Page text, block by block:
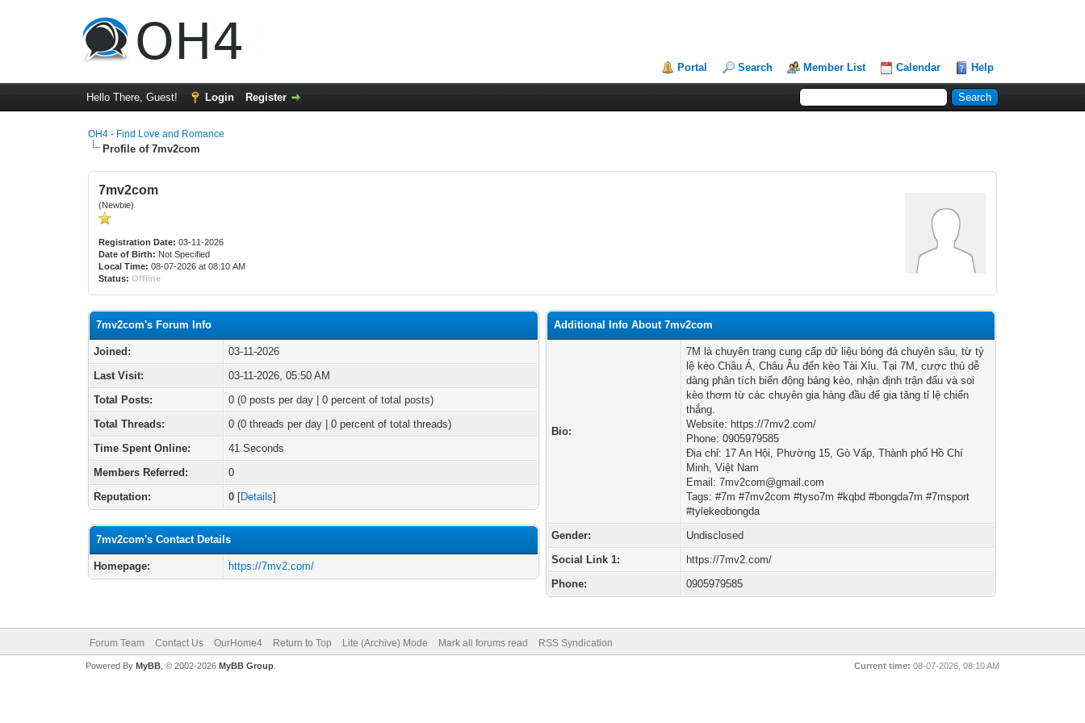
Portal Search Member List Calendar Help
Hello There, Guest! Login Register
OH4 - Find Love and Romance
Profile of 7mv2com
7mv2com
(Newbie)
Registration Date: 03-11-2026
Date of Birth: Not Specified
Local Time: 08-07-2026 at 08:10 AM
Status: Offline
7mv2com's Forum Info
Joined:
03-11-2026
Last Visit:
03-11-2026, 05:50 AM
Total Posts:
0 (0 posts per day | 0 percent of total posts)
Total Threads:
0 (0 threads per day | 0 percent of total threads)
Time Spent Online:
41 Seconds
Members Referred:
0
Reputation:
0 [Details]
7mv2com's Contact Details
Homepage: https://7mv2.com/
Additional Info About 7mv2com
Bio:
7M là chuyên trang cung cấp dữ liệu bóng đá chuyên sâu, từ tỷ
lệ kèo Châu Á, Châu Âu đến kèo Tài Xỉu. Tại 7M, cược thủ dễ
dàng phân tích biến động bảng kèo, nhận định trận đấu và soi
kèo thơm từ các chuyên gia hàng đầu để gia tăng tỉ lệ chiến
thắng.
Website: https://7mv2.com/
Phone: 0905979585
Địa chỉ: 17 An Hội, Phường 15, Gò Vấp, Thành phố Hồ Chí
Minh, Việt Nam
Email:7mv2com@gmail.com
Tags: #7m #7mv2com #tyso7m #kqbd #bongda7m #7msport
#tylekeobongda
Gender:
Undisclosed
Social Link 1:
https://7mv2.com/
Phone:
0905979585
Forum Team Contact Us OurHome4 Return to Top Lite (Archive) Mode Mark all forums read RSS Syndication
Current time: 08-07-2026, 08:10 AM
Powered By MyBB, © 2002-2026 MyBB Group.